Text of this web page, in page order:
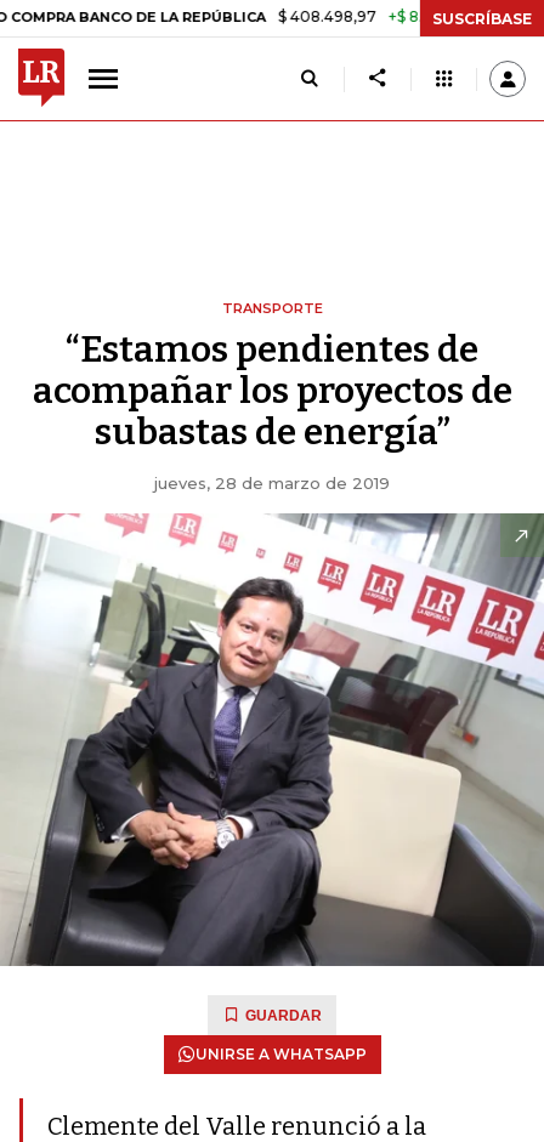
BANCO DE LA REPÚBLICA $ 408.498,97 +$ 8.753,81 +2,19% TASA
SUSCRÍBASE
TRANSPORTE
“Estamos pendientes de
acompañar los proyectos de
subastas de energía”
jueves, 28 de marzo de 2019
GUARDAR
UNIRSE A WHATSAPP
Clemente del Valle renunció a la